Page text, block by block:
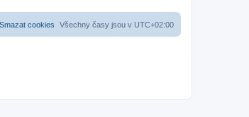
Všechny časy jsou v UTC+02:00
Smazat cookies